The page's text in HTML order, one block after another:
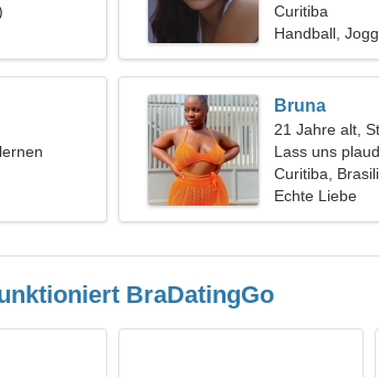
Curitiba
Handball,
Bruna
21 Jahre alt,
Lass uns
Frau
Curitiba,
Echte Liebe
BraDatingGo